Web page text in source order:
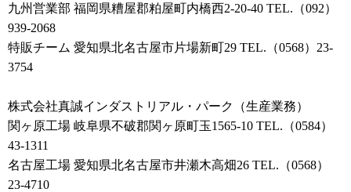
九州営業部 福岡県糟屋郡粕屋町内橋西2-20-40 TEL.（092）
939-2068
特販チーム 愛知県北名古屋市片場新町29 TEL.（0568）23-
3754
株式会社真誠インダストリアル・パーク（生産業務）
関ヶ原工場 岐阜県不破郡関ヶ原町玉1565-10 TEL.（0584）
43-1311
名古屋工場 愛知県北名古屋市井瀬木高畑26 TEL.（0568）
23-4710